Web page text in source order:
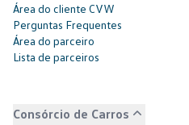
Área do cliente CVW
Perguntas Frequentes
Área do parceiro
Lista de parceiros
Consórcio de Carros